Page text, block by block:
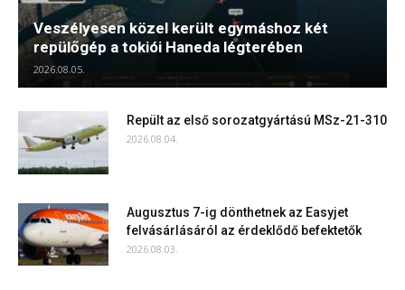
Veszélyesen közel került egymáshoz két
repülőgép a tokiói Haneda légterében
2026.08.05.
Repült az első sorozatgyártású MSz-21-310
2026.08.04.
Augusztus 7-ig dönthetnek az Easyjet
felvásárlásáról az érdeklődő befektetők
2026.08.03.